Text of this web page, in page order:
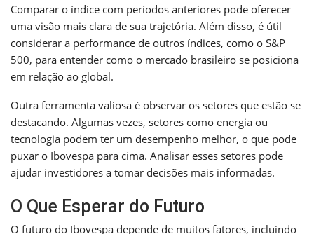
Comparar o índice com períodos anteriores pode oferecer
uma visão mais clara de sua trajetória. Além disso, é útil
considerar a performance de outros índices, como o S&P
500, para entender como o mercado brasileiro se posiciona
em relação ao global.
Outra ferramenta valiosa é observar os setores que estão se
destacando. Algumas vezes, setores como energia ou
tecnologia podem ter um desempenho melhor, o que pode
puxar o Ibovespa para cima. Analisar esses setores pode
ajudar investidores a tomar decisões mais informadas.
O Que Esperar do Futuro
O futuro do Ibovespa depende de muitos fatores, incluindo